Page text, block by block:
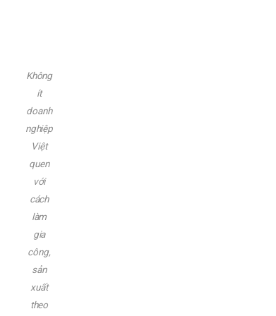
Không
ít
doanh
nghiệp
Việt
quen
với
cách
làm
gia
công,
sản
xuất
theo